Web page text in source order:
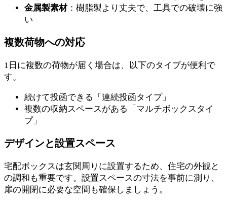
金属製素材：樹脂製より丈夫で、工具での破壊に強
い
複数荷物への対応
1日に複数の荷物が届く場合は、以下のタイプが便利で
す。
続けて投函できる「連続投函タイプ」
複数の収納スペースがある「マルチボックスタイ
プ」
デザインと設置スペース
宅配ボックスは玄関周りに設置するため、住宅の外観と
の調和も重要です。設置スペースの寸法を事前に測り、
扉の開閉に必要な空間も確保しましょう。